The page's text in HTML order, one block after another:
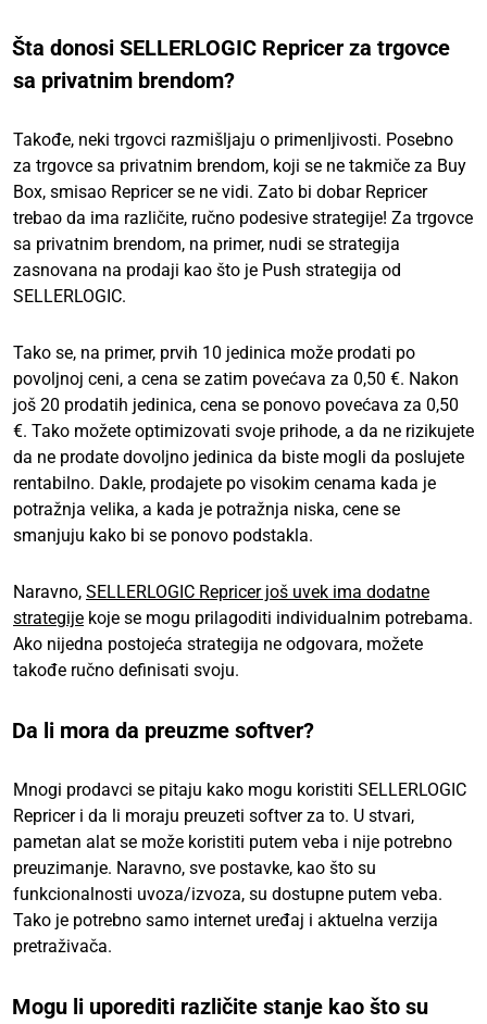
Šta donosi SELLERLOGIC Repricer za trgovce
sa privatnim brendom?
Takođe, neki trgovci razmišljaju o primenljivosti. Posebno
za trgovce sa privatnim brendom, koji se ne takmiče za Buy
Box, smisao Repricer se ne vidi. Zato bi dobar Repricer
trebao da ima različite, ručno podesive strategije! Za trgovce
sa privatnim brendom, na primer, nudi se strategija
zasnovana na prodaji kao što je Push strategija od
SELLERLOGIC.
Tako se, na primer, prvih 10 jedinica može prodati po
povoljnoj ceni, a cena se zatim povećava za 0,50 €. Nakon
još 20 prodatih jedinica, cena se ponovo povećava za 0,50
€. Tako možete optimizovati svoje prihode, a da ne rizikujete
da ne prodate dovoljno jedinica da biste mogli da poslujete
rentabilno. Dakle, prodajete po visokim cenama kada je
potražnja velika, a kada je potražnja niska, cene se
smanjuju kako bi se ponovo podstakla.
Naravno, SELLERLOGIC Repricer još uvek ima dodatne
strategije koje se mogu prilagoditi individualnim potrebama.
Ako nijedna postojeća strategija ne odgovara, možete
takođe ručno definisati svoju.
Da li mora da preuzme softver?
Mnogi prodavci se pitaju kako mogu koristiti SELLERLOGIC
Repricer i da li moraju preuzeti softver za to. U stvari,
pametan alat se može koristiti putem veba i nije potrebno
preuzimanje. Naravno, sve postavke, kao što su
funkcionalnosti uvoza/izvoza, su dostupne putem veba.
Tako je potrebno samo internet uređaj i aktuelna verzija
pretraživača.
Mogu li uporediti različite stanje kao što su